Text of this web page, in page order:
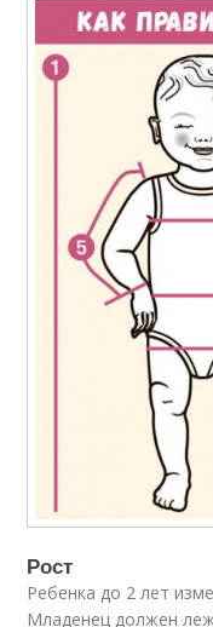
Рост
Ребенка до 2 лет
Младенец должен